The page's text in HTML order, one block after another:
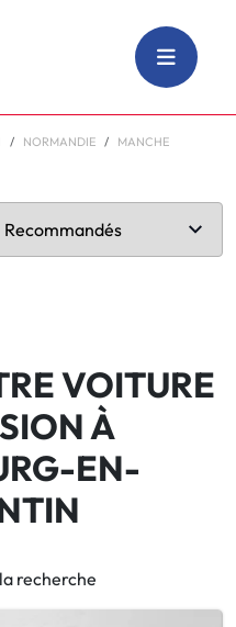
NORMANDIE
MANCHE
VOITURE
À
EN-
recherche